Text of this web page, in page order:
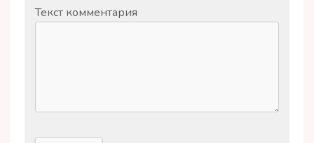
Текст комментария